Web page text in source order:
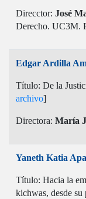
Direcctor: José
Derecho. UC3M.
Edgar Ardilla
Título: De la
archivo]
Directora: María
Yaneth Katia
Título: Hacia la
kichwas, desde su